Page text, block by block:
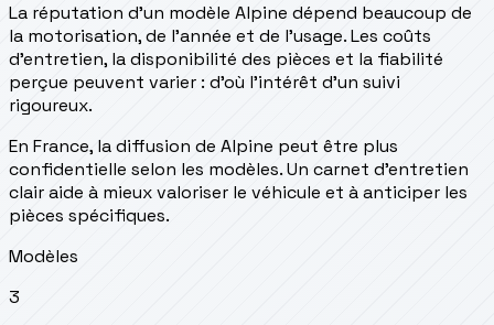
La réputation d'un modèle Alpine dépend beaucoup de
la motorisation, de l'année et de l'usage. Les coûts
d'entretien, la disponibilité des pièces et la fiabilité
perçue peuvent varier : d'où l'intérêt d'un suivi
rigoureux.
En France, la diffusion de Alpine peut être plus
confidentielle selon les modèles. Un carnet d'entretien
clair aide à mieux valoriser le véhicule et à anticiper les
pièces spécifiques.
Modèles
3